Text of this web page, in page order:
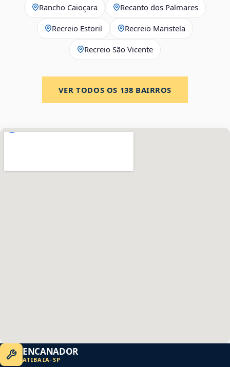
Rancho Caioçara Recanto dos Palmares
Recreio Estoril Recreio Maristela
Recreio São Vicente
VER TODOS OS 138 BAIRROS
ENCANADOR
ATIBAIA-SP